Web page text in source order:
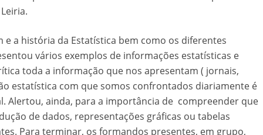
a história da Estatística bem como os diferentes
vários exemplos de informações estatísticas e
toda a informação que nos apresentam ( jornais,
estatística com que somos confrontados diariamente é
Alertou, ainda, para a importância de compreender que
de dados, representações gráficas ou tabelas
Para terminar, os formandos presentes, em grupo,